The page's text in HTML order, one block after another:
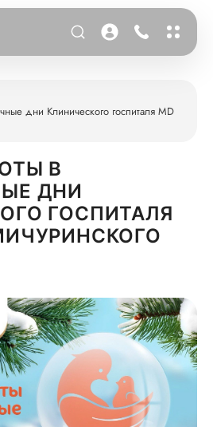
дни Клинического госпиталя MD
В
ДНИ
ГОСПИТАЛЯ